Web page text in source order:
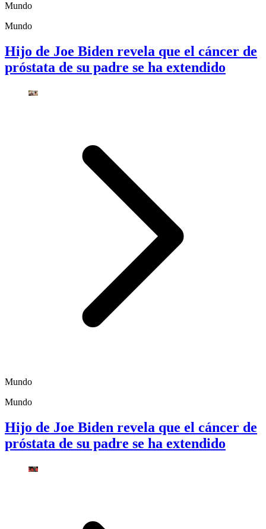
Mundo
Mundo
Hijo de Joe Biden revela que el cáncer de
próstata de su padre se ha extendido
Mundo
Mundo
Hijo de Joe Biden revela que el cáncer de
próstata de su padre se ha extendido